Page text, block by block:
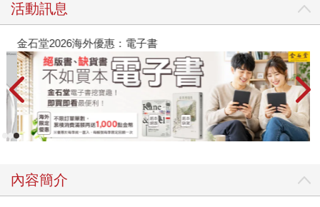
活動訊息
金石堂2026海外優惠：電子書
內容簡介